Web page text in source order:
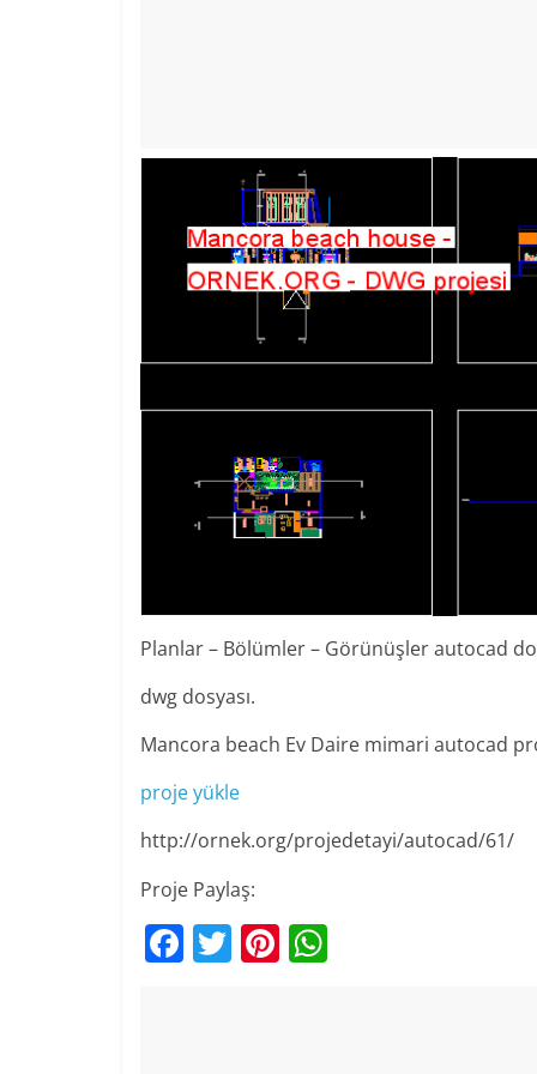
Planlar – Bölümler – Görünüşler autocad
dwg dosyası.
Mancora beach Ev Daire mimari autocad
proje yükle
http://ornek.org/projedetayi/autocad/61/
Proje Paylaş:
F T Pi